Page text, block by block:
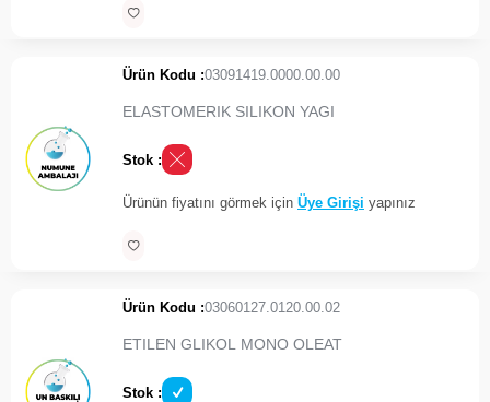
Ürün Kodu :03091419.0000.00.00
ELASTOMERIK SILIKON YAGI
Stok :
Ürünün fiyatını görmek için Üye Girişi yapınız
Ürün Kodu :03060127.0120.00.02
ETILEN GLIKOL MONO OLEAT
Stok :